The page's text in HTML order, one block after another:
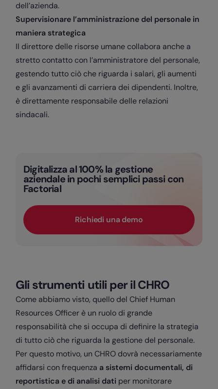
dell’azienda.
Supervisionare l’amministrazione del personale in
maniera strategica
Il direttore delle risorse umane collabora anche a
stretto contatto con l’amministratore del personale,
gestendo tutto ciò che riguarda i salari, gli aumenti
e gli avanzamenti di carriera dei dipendenti. Inoltre,
è direttamente responsabile delle relazioni
sindacali.
Digitalizza al 100% la gestione
aziendale in pochi semplici passi con
Factorial
Richiedi una demo
Gli strumenti utili per il CHRO
Come abbiamo visto, quello del Chief Human
Resources Officer è un ruolo di grande
responsabilità che si occupa di definire la strategia
di tutto ciò che riguarda la gestione del personale.
Per questo motivo, un CHRO dovrà necessariamente
affidarsi con frequenza a sistemi documentali, di
reportistica e di analisi dati per monitorare